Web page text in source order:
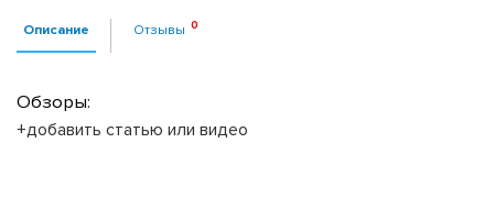
Описание Отзывы
Обзоры:
+добавить статью или видео